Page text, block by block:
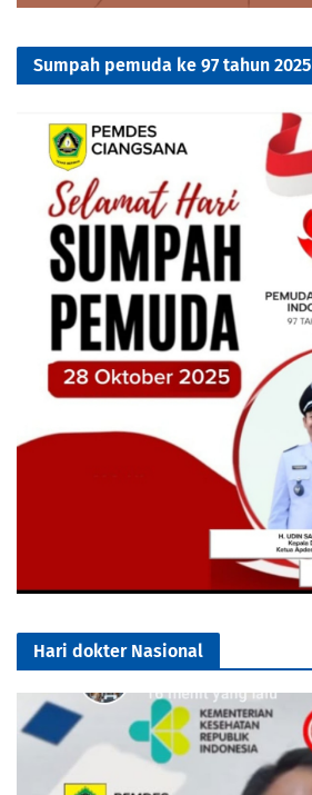
Sumpah pemuda ke 97 tahun 2025
Hari dokter Nasional